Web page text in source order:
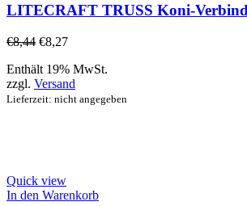
LITECRAFT TRUSS Koni-
€8,44 €8,27
Enthält 19% MwSt.
zzgl. Versand
Lieferzeit: nicht angegeben
Quick view
In den Warenkorb